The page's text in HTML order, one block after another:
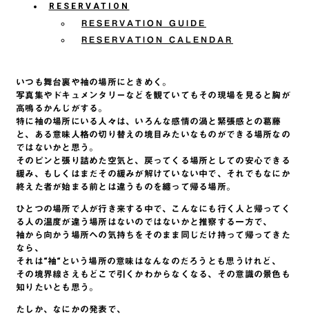
RESERVATION
RESERVATION GUIDE
RESERVATION CALENDAR
いつも舞台裏や袖の場所にときめく。
写真集やドキュメンタリーなどを観ていてもその現場を見ると胸が
高鳴るかんじがする。
特に袖の場所にいる人々は、いろんな感情の渦と緊張感との葛藤
と、ある意味人格の切り替えの境目みたいなものができる場所なの
ではないかと思う。
そのピンと張り詰めた空気と、戻ってくる場所としての安心できる
緩み、もしくはまだその緩みが解けていない中で、それでもなにか
終えた者が始まる前とは違うものを纏って帰る場所。
ひとつの場所で人が行き来する中で、こんなにも行く人と帰ってく
る人の温度が違う場所はないのではないかと推察する一方で、
袖から向かう場所への気持ちをそのまま同じだけ持って帰ってきた
なら、
それは“袖“という場所の意味はなんなのだろうとも思うけれど、
その境界線さえもどこで引くかわからなくなる、その意識の景色も
知りたいとも思う。
たしか、なにかの発表で、